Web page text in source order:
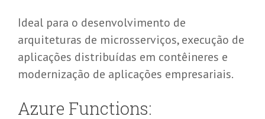
Ideal para o desenvolvimento de
arquiteturas de microsserviços, execução de
aplicações distribuídas em contêineres e
modernização de aplicações empresariais.
Azure Functions: